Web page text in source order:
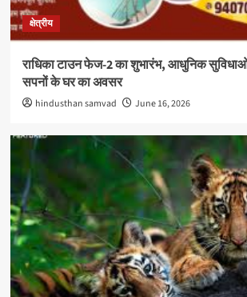
क्षेत्रीय
राधिका टाउन फेज-2 का शुभारंभ, आधुनिक
सपनों के घर का अवसर
hindusthan samvad June 16, 2026